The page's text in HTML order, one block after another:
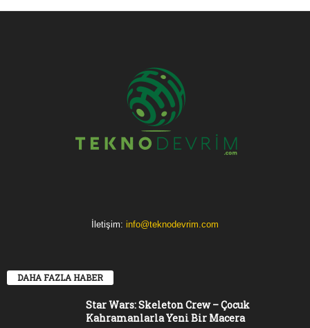
İletişim: info@teknodevrim.com
DAHA FAZLA HABER
Star Wars: Skeleton Crew – Çocuk
Kahramanlarla Yeni Bir Macera